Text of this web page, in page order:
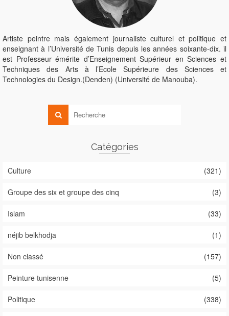
Artiste peintre mais également journaliste culturel et politique et
enseignant à l’Université de Tunis depuis les années soixante-dix. il
est Professeur émérite d’Enseignement Supérieur en Sciences et
Techniques des Arts à l’Ecole Supérieure des Sciences et
Technologies du Design.(Denden) (Université de Manouba).
Catégories
Culture (321)
Groupe des six et groupe des cinq (3)
Islam (33)
néjib belkhodja (1)
Non classé (157)
Peinture tunisenne (5)
Politique (338)